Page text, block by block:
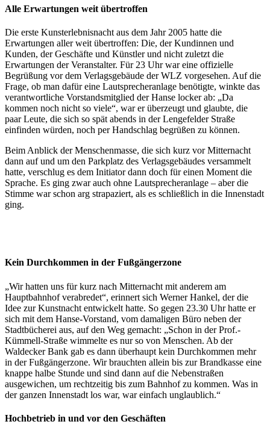
Alle Erwartungen weit übertroffen
Die erste Kunsterlebnisnacht aus dem Jahr 2005 hatte die
Erwartungen aller weit übertroffen: Die, der Kundinnen und
Kunden, der Geschäfte und Künstler und nicht zuletzt die
Erwartungen der Veranstalter. Für 23 Uhr war eine offizielle
Begrüßung vor dem Verlagsgebäude der WLZ vorgesehen. Auf die
Frage, ob man dafür eine Lautsprecheranlage benötigte, winkte das
verantwortliche Vorstandsmitglied der Hanse locker ab: „Da
kommen noch nicht so viele“, war er überzeugt und glaubte, die
paar Leute, die sich so spät abends in der Lengefelder Straße
einfinden würden, noch per Handschlag begrüßen zu können.
Beim Anblick der Menschenmasse, die sich kurz vor Mitternacht
dann auf und um den Parkplatz des Verlagsgebäudes versammelt
hatte, verschlug es dem Initiator dann doch für einen Moment die
Sprache. Es ging zwar auch ohne Lautsprecheranlage – aber die
Stimme war schon arg strapaziert, als es schließlich in die Innenstadt
ging.
Kein Durchkommen in der Fußgängerzone
„Wir hatten uns für kurz nach Mitternacht mit anderem am
Hauptbahnhof verabredet“, erinnert sich Werner Hankel, der die
Idee zur Kunstnacht entwickelt hatte. So gegen 23.30 Uhr hatte er
sich mit dem Hanse-Vorstand, vom damaligen Büro neben der
Stadtbücherei aus, auf den Weg gemacht: „Schon in der Prof.-
Kümmell-Straße wimmelte es nur so von Menschen. Ab der
Waldecker Bank gab es dann überhaupt kein Durchkommen mehr
in der Fußgängerzone. Wir brauchten allein bis zur Brandkasse eine
knappe halbe Stunde und sind dann auf die Nebenstraßen
ausgewichen, um rechtzeitig bis zum Bahnhof zu kommen. Was in
der ganzen Innenstadt los war, war einfach unglaublich.“
Hochbetrieb in und vor den Geschäften